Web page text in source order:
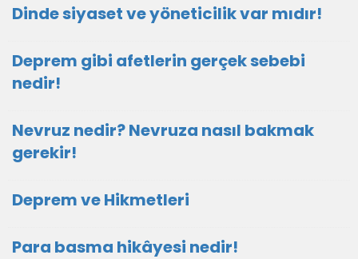
Dinde siyaset ve yöneticilik var mıdır!
Deprem gibi afetlerin gerçek sebebi
nedir!
Nevruz nedir? Nevruza nasıl bakmak
gerekir!
Deprem ve Hikmetleri
Para basma hikâyesi nedir!